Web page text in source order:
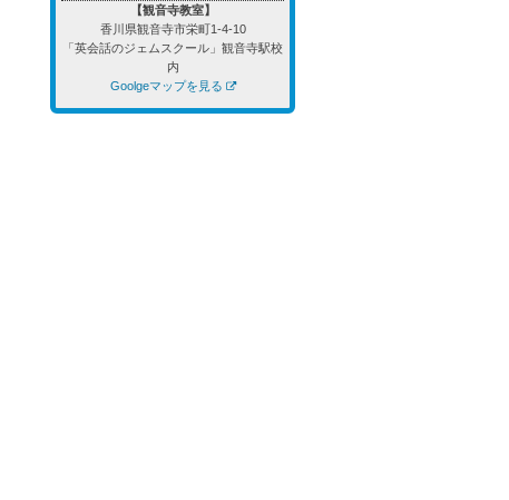
【観音寺教室】
香川県観音寺市栄町1-4-10
「英会話のジェムスクール」観音寺駅校
内
Goolgeマップを見る